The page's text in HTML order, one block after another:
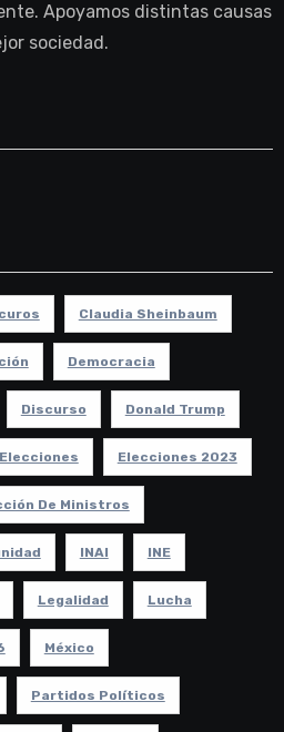
Apoyamos distintas causas
sociedad.
Claudia Sheinbaum
Democracia
Discurso Donald Trump
Elecciones Elecciones 2023
De Ministros
INAI INE
Legalidad Lucha
México
Partidos Políticos